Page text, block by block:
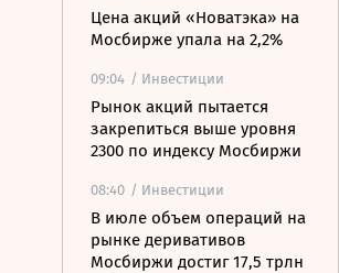
Цена акций «Новатэка» на
Мосбирже упала на 2,2%
09:04 / Инвестиции
Рынок акций пытается
закрепиться выше уровня
2300 по индексу Мосбиржи
08:40 / Инвестиции
В июле объем операций на
рынке деривативов
Мосбиржи достиг 17,5 трлн